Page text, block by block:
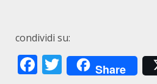
condividi su:
Facebook
Twitter
Share